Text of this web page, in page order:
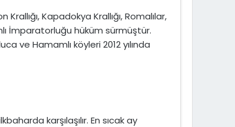
Kapadokya Krallığı, Romalılar,
İmparatorluğu hüküm sürmüştür.
ve Hamamlı köyleri 2012 yılında
karşılaşılır. En sıcak ay